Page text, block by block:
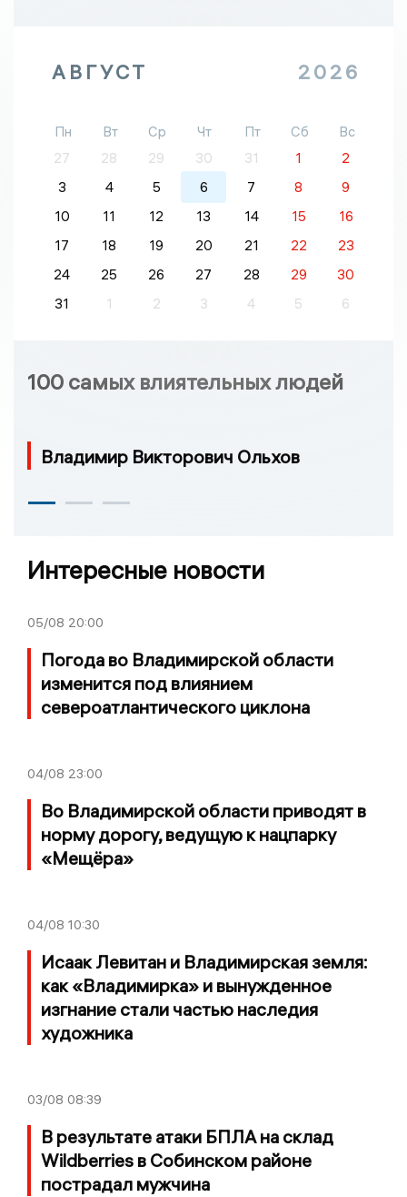
АВГУСТ 2026
Пн Вт Ср Чт Пт Сб
Вс
27
28 29 30 31 1
2
3
4 5 6 7 8
9
10
11 12 13 14 15
16
17
18 19 20 21 22
23
24
25 26 27 28 29
30
31
1 2 3 4 5 6
100 самых влиятельных людей
Владимир Викторович Ольхов
Интересные новости
05/08 20:00
Погода во Владимирской области
изменится под влиянием
североатлантического циклона
04/08 23:00
Во Владимирской области приводят в
норму дорогу, ведущую к нацпарку
«Мещёра»
04/08 10:30
Исаак Левитан и Владимирская земля:
как «Владимирка» и вынужденное
изгнание стали частью наследия
художника
03/08 08:39
В результате атаки БПЛА на склад
Wildberries в Собинском районе
пострадал мужчина